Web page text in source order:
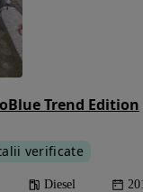
Trend Edition
verificate
Diesel